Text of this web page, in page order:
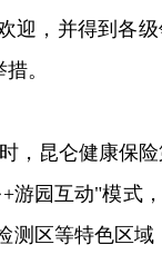
迎，并得到各
。
，昆仑健康保
游园互动"模式
测区等特色区